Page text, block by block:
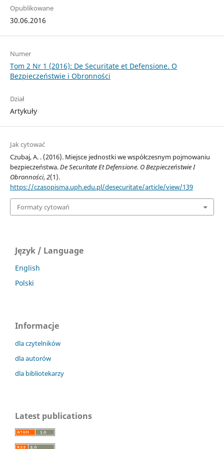
Opublikowane
30.06.2016
Numer
Tom 2 Nr 1 (2016): De Securitate et Defensione. O
Bezpieczeństwie i Obronności
Dział
Artykuły
Jak cytować
Czubaj, A. . (2016). Miejsce jednostki we współczesnym pojmowaniu
bezpieczeństwa.De Securitate Et Defensione. O Bezpieczeństwie I
Obronności,2(1).
https://czasopisma.uph.edu.pl/desecuritate/article/view/139
Formaty cytowań
Język / Language
English
Polski
Informacje
dla czytelników
dla autorów
dla bibliotekarzy
Latest publications